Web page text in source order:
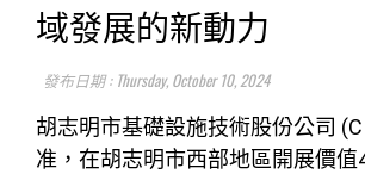
域發展的新動力
發布日期 : Thursday, October 10, 2024
胡志明市基礎設施技術股份公司
准，在胡志明市西部地區開展價值